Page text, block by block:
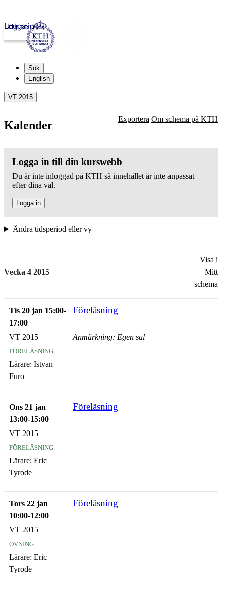
kth.se
Logga in
Sök
English
VT 2015
Kalender Exportera Om schema på KTH
Logga in till din kurswebb
Du är inte inloggad på KTH så innehållet är inte anpassat
efter dina val.
Logga in
Ändra tidsperiod eller vy
Vecka 4 2015
Visa i
Mitt
schema
Tis 20 jan 15:00-
17:00
Föreläsning
VT 2015
föreläsning
Lärare: Istvan
Furo
Anmärkning: Egen sal
Ons 21 jan
13:00-15:00
Föreläsning
VT 2015
föreläsning
Lärare: Eric
Tyrode
Tors 22 jan
10:00-12:00
Föreläsning
VT 2015
övning
Lärare: Eric
Tyrode